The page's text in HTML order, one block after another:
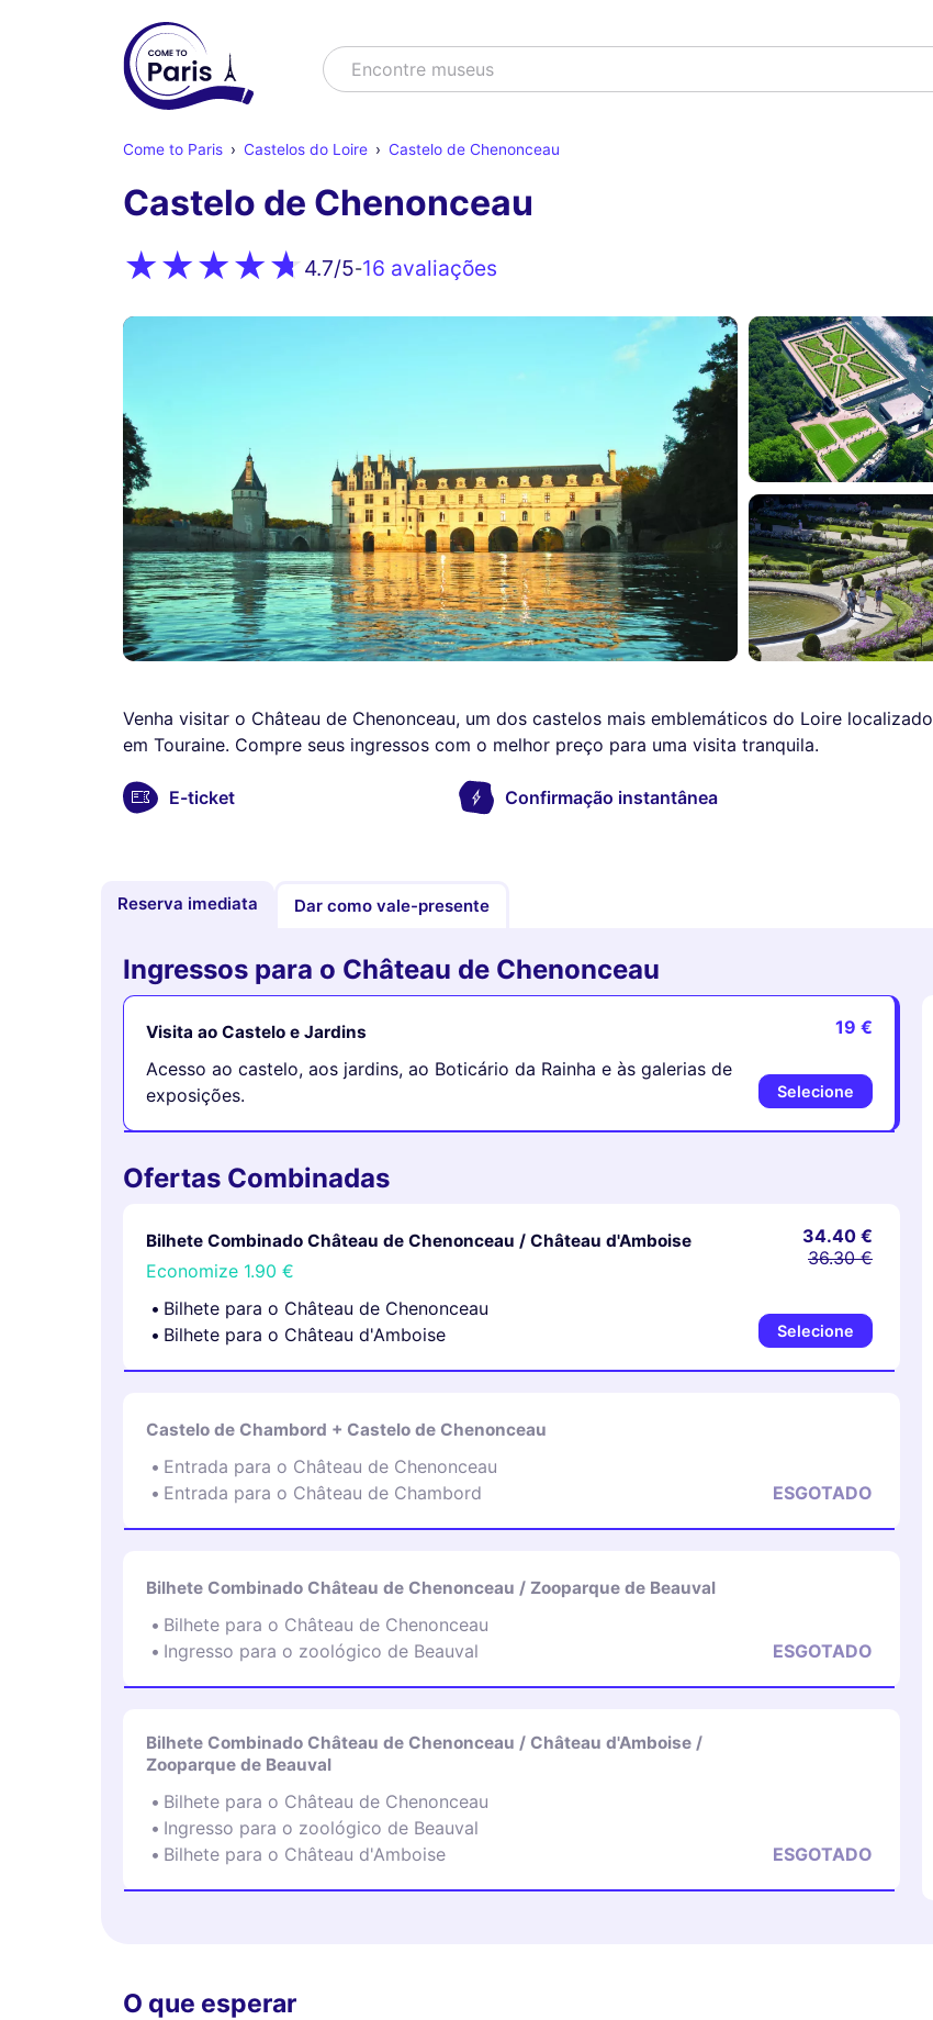
BuscarEncontre mus
Come to Paris Castelos do Loire Castelo de Chenonceau
Castelo de Chenonceau
4.7/5-16 avaliações
Venha visitar o Château de Chenonceau, um dos castelos mais emblemáticos do Loire localizado
em Touraine. Compre seus ingressos com o melhor preço para uma visita tranquila.
E-ticket Confirmação instantânea
Reserva imediata Dar como vale-presente
Ingressos para o Château de Chenonceau
Visita ao Castelo e Jardins
Acesso ao castelo, aos jardins, ao Boticário da Rainha e às galerias de
exposições.
19 €
Selecione
Ofertas Combinadas
Bilhete Combinado Château de Chenonceau / Château d'Amboise
Economize 1.90 €
Bilhete para o Château de Chenonceau
Bilhete para o Château d'Amboise
34.40 €
36.30 €
Selecione
Castelo de Chambord + Castelo de Chenonceau
Entrada para o Château de Chenonceau
Entrada para o Château de Chambord
ESGOTADO
Bilhete Combinado Château de Chenonceau / Zooparque de Beauval
Bilhete para o Château de Chenonceau
Ingresso para o zoológico de Beauval
ESGOTADO
Bilhete Combinado Château de Chenonceau / Château d'Amboise /
Zooparque de Beauval
Bilhete para o Château de Chenonceau
Ingresso para o zoológico de Beauval
Bilhete para o Château d'Amboise
ESGOTADO
O que esperar